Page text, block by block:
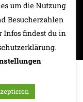
um die Nutzung
Besucherzahlen
Infos findest du in